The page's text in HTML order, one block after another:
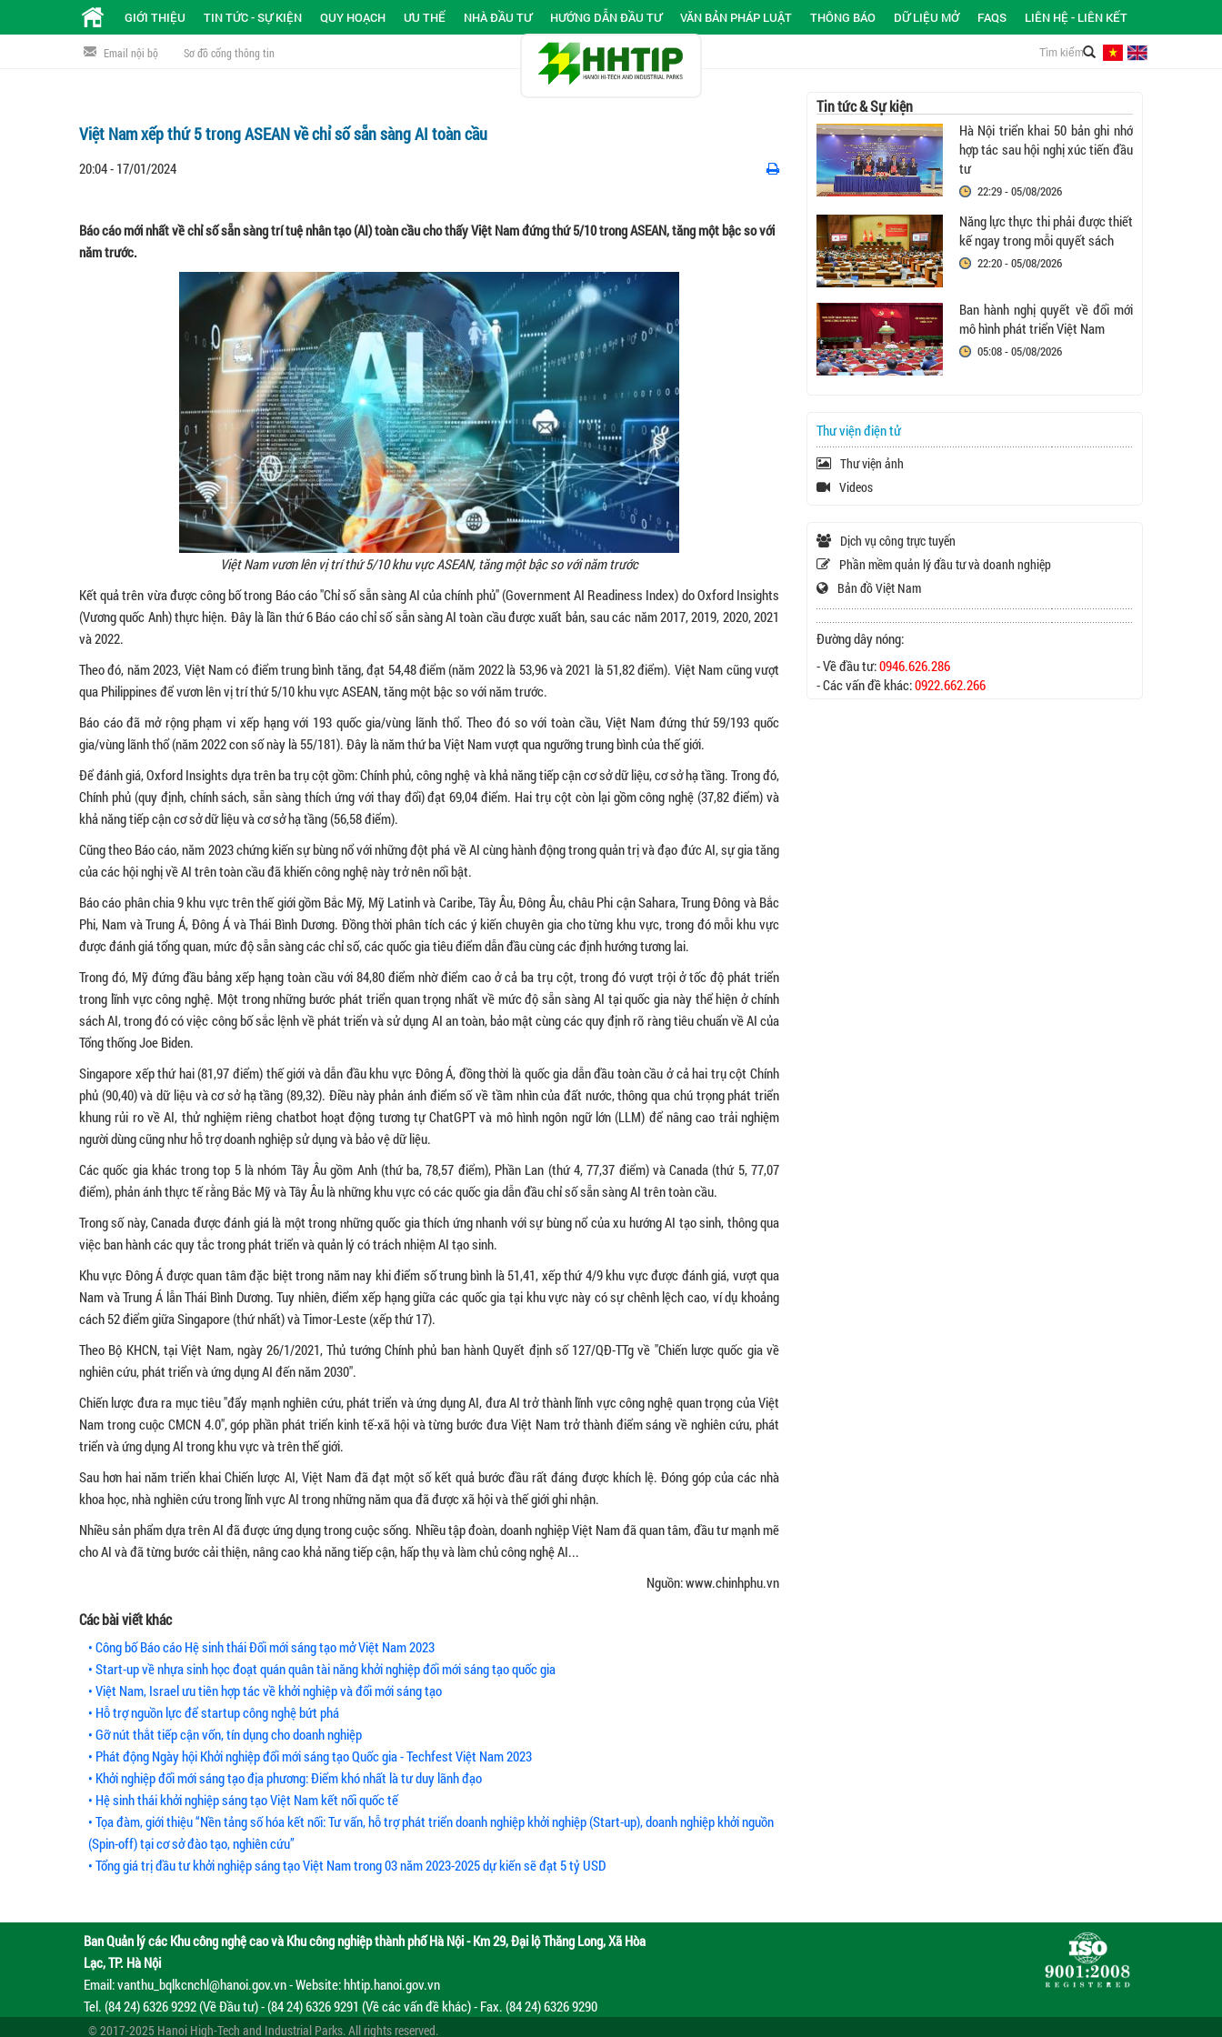
GIỚI THIỆU TIN TỨC - SỰ KIỆN QUY HOẠCH ƯU THẾ NHÀ ĐẦU TƯ HƯỚNG DẪN ĐẦU TƯ VĂN BẢN PHÁP LUẬT THÔNG BÁO DỮ LIỆU MỞ FAQS LIÊN HỆ - LIÊN KẾT
Email nội bộ Sơ đồ cổng thông tin
Việt Nam xếp thứ 5 trong ASEAN về chỉ số sẵn sàng AI toàn cầu
20:04 - 17/01/2024
Báo cáo mới nhất về chỉ số sẵn sàng trí tuệ nhân tạo (AI) toàn cầu cho thấy Việt Nam đứng thứ 5/10 trong ASEAN, tăng một bậc so với
năm trước.
Việt Nam vươn lên vị trí thứ 5/10 khu vực ASEAN, tăng một bậc so với năm trước
Kết quả trên vừa được công bố trong Báo cáo "Chỉ số sẵn sàng AI của chính phủ" (Government AI Readiness Index) do Oxford Insights
(Vương quốc Anh) thực hiện. Đây là lần thứ 6 Báo cáo chỉ số sẵn sàng AI toàn cầu được xuất bản, sau các năm 2017, 2019, 2020, 2021
và 2022.
Theo đó, năm 2023, Việt Nam có điểm trung bình tăng, đạt 54,48 điểm (năm 2022 là 53,96 và 2021 là 51,82 điểm). Việt Nam cũng vượt
qua Philippines để vươn lên vị trí thứ 5/10 khu vực ASEAN, tăng một bậc so với năm trước.
Báo cáo đã mở rộng phạm vi xếp hạng với 193 quốc gia/vùng lãnh thổ. Theo đó so với toàn cầu, Việt Nam đứng thứ 59/193 quốc
gia/vùng lãnh thổ (năm 2022 con số này là 55/181). Đây là năm thứ ba Việt Nam vượt qua ngưỡng trung bình của thế giới.
Để đánh giá, Oxford Insights dựa trên ba trụ cột gồm: Chính phủ, công nghệ và khả năng tiếp cận cơ sở dữ liệu, cơ sở hạ tầng. Trong đó,
Chính phủ (quy định, chính sách, sẵn sàng thích ứng với thay đổi) đạt 69,04 điểm. Hai trụ cột còn lại gồm công nghệ (37,82 điểm) và
khả năng tiếp cận cơ sở dữ liệu và cơ sở hạ tầng (56,58 điểm).
Cũng theo Báo cáo, năm 2023 chứng kiến sự bùng nổ với những đột phá về AI cùng hành động trong quản trị và đạo đức AI, sự gia tăng
của các hội nghị về AI trên toàn cầu đã khiến công nghệ này trở nên nổi bật.
Báo cáo phân chia 9 khu vực trên thế giới gồm Bắc Mỹ, Mỹ Latinh và Caribe, Tây Âu, Đông Âu, châu Phi cận Sahara, Trung Đông và Bắc
Phi, Nam và Trung Á, Đông Á và Thái Bình Dương. Đồng thời phân tích các ý kiến chuyên gia cho từng khu vực, trong đó mỗi khu vực
được đánh giá tổng quan, mức độ sẵn sàng các chỉ số, các quốc gia tiêu điểm dẫn đầu cùng các định hướng tương lai.
Trong đó, Mỹ đứng đầu bảng xếp hạng toàn cầu với 84,80 điểm nhờ điểm cao ở cả ba trụ cột, trong đó vượt trội ở tốc độ phát triển
trong lĩnh vực công nghệ. Một trong những bước phát triển quan trọng nhất về mức độ sẵn sàng AI tại quốc gia này thể hiện ở chính
sách AI, trong đó có việc công bố sắc lệnh về phát triển và sử dụng AI an toàn, bảo mật cùng các quy định rõ ràng tiêu chuẩn về AI của
Tổng thống Joe Biden.
Singapore xếp thứ hai (81,97 điểm) thế giới và dẫn đầu khu vực Đông Á, đồng thời là quốc gia dẫn đầu toàn cầu ở cả hai trụ cột Chính
phủ (90,40) và dữ liệu và cơ sở hạ tầng (89,32). Điều này phản ánh điểm số về tầm nhìn của đất nước, thông qua chú trọng phát triển
khung rủi ro về AI, thử nghiệm riêng chatbot hoạt động tương tự ChatGPT và mô hình ngôn ngữ lớn (LLM) để nâng cao trải nghiệm
người dùng cũng như hỗ trợ doanh nghiệp sử dụng và bảo vệ dữ liệu.
Các quốc gia khác trong top 5 là nhóm Tây Âu gồm Anh (thứ ba, 78,57 điểm), Phần Lan (thứ 4, 77,37 điểm) và Canada (thứ 5, 77,07
điểm), phản ánh thực tế rằng Bắc Mỹ và Tây Âu là những khu vực có các quốc gia dẫn đầu chỉ số sẵn sàng AI trên toàn cầu.
Trong số này, Canada được đánh giá là một trong những quốc gia thích ứng nhanh với sự bùng nổ của xu hướng AI tạo sinh, thông qua
việc ban hành các quy tắc trong phát triển và quản lý có trách nhiệm AI tạo sinh.
Khu vực Đông Á được quan tâm đặc biệt trong năm nay khi điểm số trung bình là 51,41, xếp thứ 4/9 khu vực được đánh giá, vượt qua
Nam và Trung Á lẫn Thái Bình Dương. Tuy nhiên, điểm xếp hạng giữa các quốc gia tại khu vực này có sự chênh lệch cao, ví dụ khoảng
cách 52 điểm giữa Singapore (thứ nhất) và Timor-Leste (xếp thứ 17).
Theo Bộ KHCN, tại Việt Nam, ngày 26/1/2021, Thủ tướng Chính phủ ban hành Quyết định số 127/QĐ-TTg về "Chiến lược quốc gia về
nghiên cứu, phát triển và ứng dụng AI đến năm 2030".
Chiến lược đưa ra mục tiêu "đẩy mạnh nghiên cứu, phát triển và ứng dụng AI, đưa AI trở thành lĩnh vực công nghệ quan trọng của Việt
Nam trong cuộc CMCN 4.0", góp phần phát triển kinh tế-xã hội và từng bước đưa Việt Nam trở thành điểm sáng về nghiên cứu, phát
triển và ứng dụng AI trong khu vực và trên thế giới.
Sau hơn hai năm triển khai Chiến lược AI, Việt Nam đã đạt một số kết quả bước đầu rất đáng được khích lệ. Đóng góp của các nhà
khoa học, nhà nghiên cứu trong lĩnh vực AI trong những năm qua đã được xã hội và thế giới ghi nhận.
Nhiều sản phẩm dựa trên AI đã được ứng dụng trong cuộc sống. Nhiều tập đoàn, doanh nghiệp Việt Nam đã quan tâm, đầu tư mạnh mẽ
cho AI và đã từng bước cải thiện, nâng cao khả năng tiếp cận, hấp thụ và làm chủ công nghệ AI...
Nguồn: www.chinhphu.vn
Các bài viết khác
• Công bố Báo cáo Hệ sinh thái Đổi mới sáng tạo mở Việt Nam 2023
• Start-up về nhựa sinh học đoạt quán quân tài năng khởi nghiệp đổi mới sáng tạo quốc gia
• Việt Nam, Israel ưu tiên hợp tác về khởi nghiệp và đổi mới sáng tạo
• Hỗ trợ nguồn lực để startup công nghệ bứt phá
• Gỡ nút thắt tiếp cận vốn, tín dụng cho doanh nghiệp
• Phát động Ngày hội Khởi nghiệp đổi mới sáng tạo Quốc gia - Techfest Việt Nam 2023
• Khởi nghiệp đổi mới sáng tạo địa phương: Điểm khó nhất là tư duy lãnh đạo
• Hệ sinh thái khởi nghiệp sáng tạo Việt Nam kết nối quốc tế
• Tọa đàm, giới thiệu “Nền tảng số hóa kết nối: Tư vấn, hỗ trợ phát triển doanh nghiệp khởi nghiệp (Start-up), doanh nghiệp khởi nguồn
(Spin-off) tại cơ sở đào tạo, nghiên cứu”
• Tổng giá trị đầu tư khởi nghiệp sáng tạo Việt Nam trong 03 năm 2023-2025 dự kiến sẽ đạt 5 tỷ USD
Tin tức & Sự kiện
Hà Nội triển khai 50 bản ghi nhớ
hợp tác sau hội nghị xúc tiến đầu
tư
22:29 - 05/08/2026
Năng lực thực thi phải được thiết
kế ngay trong mỗi quyết sách
22:20 - 05/08/2026
Ban hành nghị quyết về đổi mới
mô hình phát triển Việt Nam
05:08 - 05/08/2026
Thư viện điện tử
Thư viện ảnh
Videos
Dịch vụ công trực tuyến
Phần mềm quản lý đầu tư và doanh nghiệp
Bản đồ Việt Nam
Đường dây nóng:
- Về đầu tư:0946.626.286
- Các vấn đề khác:0922.662.266
Ban Quản lý các Khu công nghệ cao và Khu công nghiệp thành phố Hà Nội - Km 29, Đại lộ Thăng Long, Xã Hòa
Lạc, TP. Hà Nội
Email: vanthu_bqlkcnchl@hanoi.gov.vn - Website: hhtip.hanoi.gov.vn
Tel. (84 24) 6326 9292 (Về Đầu tư) - (84 24) 6326 9291 (Về các vấn đề khác) - Fax. (84 24) 6326 9290
© 2017-2025 Hanoi High-Tech and Industrial Parks. All rights reserved.